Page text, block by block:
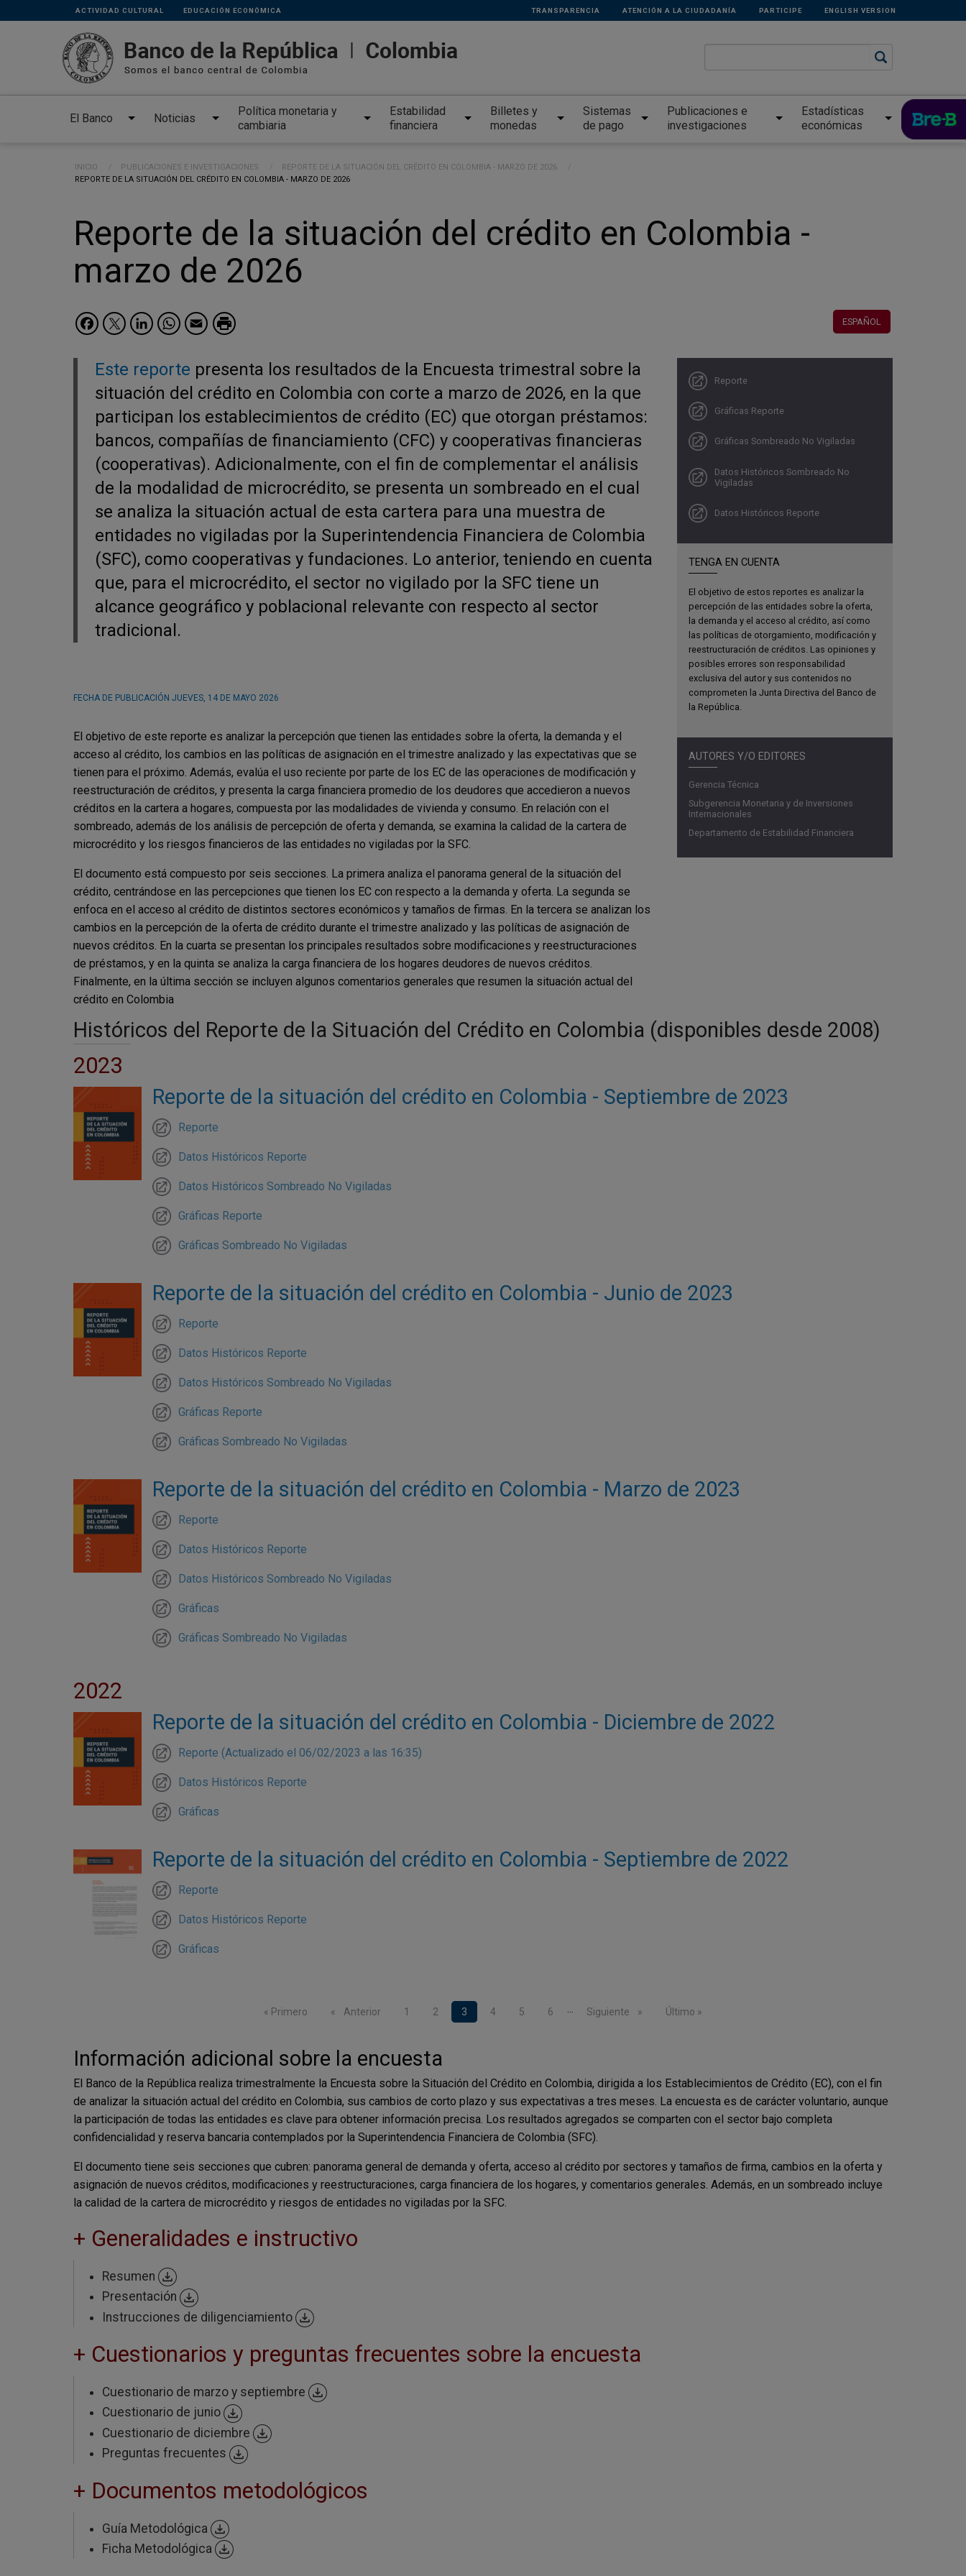
Pasar al contenido principal
Links
secundarios
ACTIVIDAD CULTURAL EDUCACIÓN ECONÓMICA TRANSPARENCIA ATENCIÓN A LA CIUDADANÍA PARTICIPE ENGLISH VERSION
El Banco Noticias
Política monetaria y
cambiaria
Estabilidad
financiera
Billetes y
monedas
Sistemas
de pago
Publicaciones e
investigaciones
Estadísticas
económicas
Ruta de navegación
INICIO PUBLICACIONES E INVESTIGACIONES
REPORTE DE LA SITUACIÓN DEL CRÉDITO EN COLOMBIA - MARZO DE 2026
CURRENT:
REPORTE DE LA SITUACIÓN DEL CRÉDITO EN COLOMBIA - MARZO DE 2026
Reporte de la situación del crédito en Colombia -
marzo de 2026
ESPAÑOL
Facebook
Twitter
LinkedIn
WhatsApp
Email
Reporte
Gráficas Reporte
Gráficas Sombreado No Vigiladas
Datos Históricos Sombreado No
Vigiladas
Datos Históricos Reporte
TENGA EN CUENTA
El objetivo de estos reportes es analizar la
percepción de las entidades sobre la oferta,
la demanda y el acceso al crédito, así como
las políticas de otorgamiento, modificación y
reestructuración de créditos. Las opiniones y
posibles errores son responsabilidad
exclusiva del autor y sus contenidos no
comprometen la Junta Directiva del Banco de
la República.
AUTORES Y/O EDITORES
Gerencia Técnica
Subgerencia Monetaria y de Inversiones
Internacionales
Departamento de Estabilidad Financiera
Este reporte presenta los resultados de la Encuesta trimestral sobre la
situación del crédito en Colombia con corte a marzo de 2026, en la que
participan los establecimientos de crédito (EC) que otorgan préstamos:
bancos, compañías de financiamiento (CFC) y cooperativas financieras
(cooperativas). Adicionalmente, con el fin de complementar el análisis
de la modalidad de microcrédito, se presenta un sombreado en el cual
se analiza la situación actual de esta cartera para una muestra de
entidades no vigiladas por la Superintendencia Financiera de Colombia
(SFC), como cooperativas y fundaciones. Lo anterior, teniendo en cuenta
que, para el microcrédito, el sector no vigilado por la SFC tiene un
alcance geográfico y poblacional relevante con respecto al sector
tradicional.
FECHA DE PUBLICACIÓN JUEVES, 14 DE MAYO 2026
El objetivo de este reporte es analizar la percepción que tienen las entidades sobre la oferta, la demanda y el
acceso al crédito, los cambios en las políticas de asignación en el trimestre analizado y las expectativas que se
tienen para el próximo. Además, evalúa el uso reciente por parte de los EC de las operaciones de modificación y
reestructuración de créditos, y presenta la carga financiera promedio de los deudores que accedieron a nuevos
créditos en la cartera a hogares, compuesta por las modalidades de vivienda y consumo. En relación con el
sombreado, además de los análisis de percepción de oferta y demanda, se examina la calidad de la cartera de
microcrédito y los riesgos financieros de las entidades no vigiladas por la SFC.
El documento está compuesto por seis secciones. La primera analiza el panorama general de la situación del
crédito, centrándose en las percepciones que tienen los EC con respecto a la demanda y oferta. La segunda se
enfoca en el acceso al crédito de distintos sectores económicos y tamaños de firmas. En la tercera se analizan los
cambios en la percepción de la oferta de crédito durante el trimestre analizado y las políticas de asignación de
nuevos créditos. En la cuarta se presentan los principales resultados sobre modificaciones y reestructuraciones
de préstamos, y en la quinta se analiza la carga financiera de los hogares deudores de nuevos créditos.
Finalmente, en la última sección se incluyen algunos comentarios generales que resumen la situación actual del
crédito en Colombia
Históricos del Reporte de la Situación del Crédito en Colombia (disponibles desde 2008)
2023
Reporte de la situación del crédito en Colombia - Septiembre de 2023
Reporte
Datos Históricos Reporte
Datos Históricos Sombreado No Vigiladas
Gráficas Reporte
Gráficas Sombreado No Vigiladas
Reporte de la situación del crédito en Colombia - Junio de 2023
Reporte
Datos Históricos Reporte
Datos Históricos Sombreado No Vigiladas
Gráficas Reporte
Gráficas Sombreado No Vigiladas
Reporte de la situación del crédito en Colombia - Marzo de 2023
Reporte
Datos Históricos Reporte
Datos Históricos Sombreado No Vigiladas
Gráficas
Gráficas Sombreado No Vigiladas
2022
Reporte de la situación del crédito en Colombia - Diciembre de 2022
Reporte (Actualizado el 06/02/2023 a las 16:35)
Datos Históricos Reporte
Gráficas
Reporte de la situación del crédito en Colombia - Septiembre de 2022
Reporte
Datos Históricos Reporte
Gráficas
Primera página
« Primero Página anterior
Anterior Page
1 Page
2 Página actual
3 Page
4 Page
5 Page
6 Siguiente página
Siguiente Última página
Último »
Información adicional sobre la encuesta
El Banco de la República realiza trimestralmente la Encuesta sobre la Situación del Crédito en Colombia, dirigida a los Establecimientos de Crédito (EC), con el fin
de analizar la situación actual del crédito en Colombia, sus cambios de corto plazo y sus expectativas a tres meses. La encuesta es de carácter voluntario, aunque
la participación de todas las entidades es clave para obtener información precisa. Los resultados agregados se comparten con el sector bajo completa
confidencialidad y reserva bancaria contemplados por la Superintendencia Financiera de Colombia (SFC).
El documento tiene seis secciones que cubren: panorama general de demanda y oferta, acceso al crédito por sectores y tamaños de firma, cambios en la oferta y
asignación de nuevos créditos, modificaciones y reestructuraciones, carga financiera de los hogares, y comentarios generales. Además, en un sombreado incluye
la calidad de la cartera de microcrédito y riesgos de entidades no vigiladas por la SFC.
+ Generalidades e instructivo
Resumen
Presentación
Instrucciones de diligenciamiento
+ Cuestionarios y preguntas frecuentes sobre la encuesta
Cuestionario de marzo y septiembre
Cuestionario de junio
Cuestionario de diciembre
Preguntas frecuentes
+ Documentos metodológicos
Guía Metodológica
Ficha Metodológica